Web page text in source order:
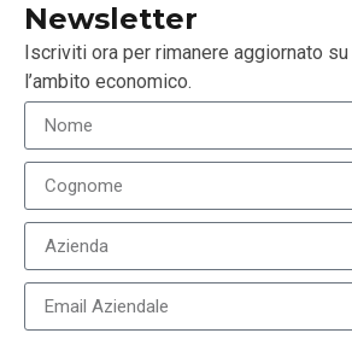
16 Gennaio 2020
Newsletter
Iscriviti ora per rimanere aggiornato
l’ambito economico.